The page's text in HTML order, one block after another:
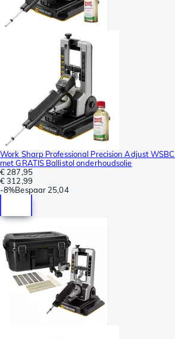
Work Sharp Professional Precision Adjust
met GRATIS Ballistol onderhoudsolie
€ 287,95
€ 312,99
-8%Bespaar 25,04